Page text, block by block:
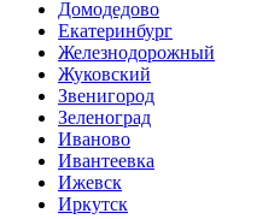
Домодедово
Екатеринбург
Железнодорожный
Жуковский
Звенигород
Зеленоград
Иваново
Ивантеевка
Ижевск
Иркутск